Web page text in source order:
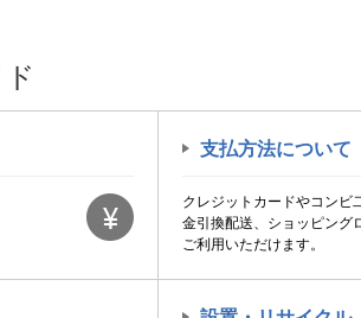
支払方法について
クレジットカードやコンビ
金引換配送、ショッピング
ご利用いただけます。